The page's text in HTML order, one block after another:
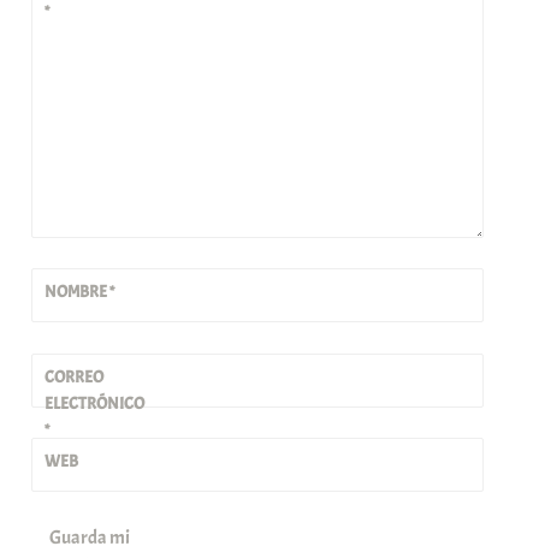
*
NOMBRE*
CORREO
ELECTRÓNICO
*
WEB
Guarda mi